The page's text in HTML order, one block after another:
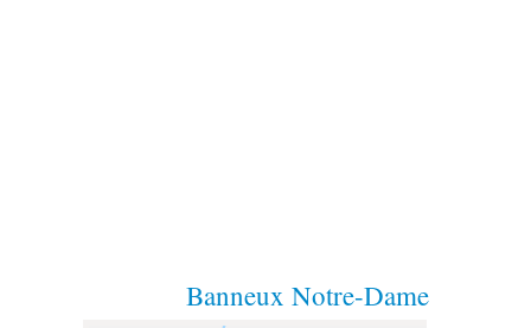
Banneux Notre-Dame